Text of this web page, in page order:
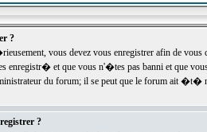
?
vous devez vous enregistrer afin de
et que vous n'�tes pas banni et que
du forum; il se peut que le forum ait
?